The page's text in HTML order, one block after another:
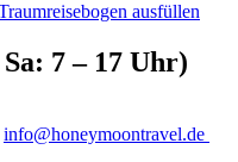
ausfüllen
7 – 17 Uhr)
info@honeymoontravel.de